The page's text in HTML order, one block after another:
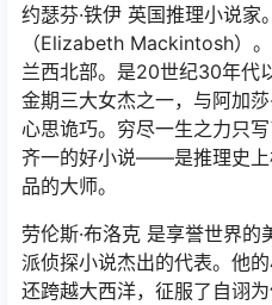
约瑟芬·铁伊 英国推理小说家
（Elizabeth Mackintosh）
兰西北部。是20世纪30年代
金期三大女杰之一，与阿加莎
心思诡巧。穷尽一生之力只
齐一的好小说——是推理史上
品的大师。
劳伦斯·布洛克 是享誉世界
派侦探小说杰出的代表。他
还跨越大西洋，征服了自诩